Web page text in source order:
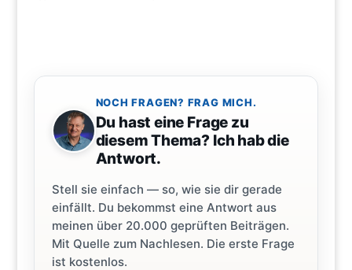
NOCH FRAGEN? FRAG MICH.
Du hast eine Frage zu
diesem Thema? Ich hab die
Antwort.
Stell sie einfach — so, wie sie dir gerade
einfällt. Du bekommst eine Antwort aus
meinen über 20.000 geprüften Beiträgen.
Mit Quelle zum Nachlesen. Die erste Frage
ist kostenlos.